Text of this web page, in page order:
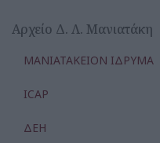
Αρχείο Δ. Λ. Μανιατάκη
ΜΑΝΙΑΤΑΚΕΙΟΝ ΙΔΡΥΜΑ
ICAP
ΔΕΗ